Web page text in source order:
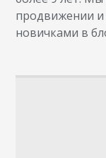
продвижении и
новичками в